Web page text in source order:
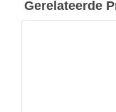
Gerelateerde